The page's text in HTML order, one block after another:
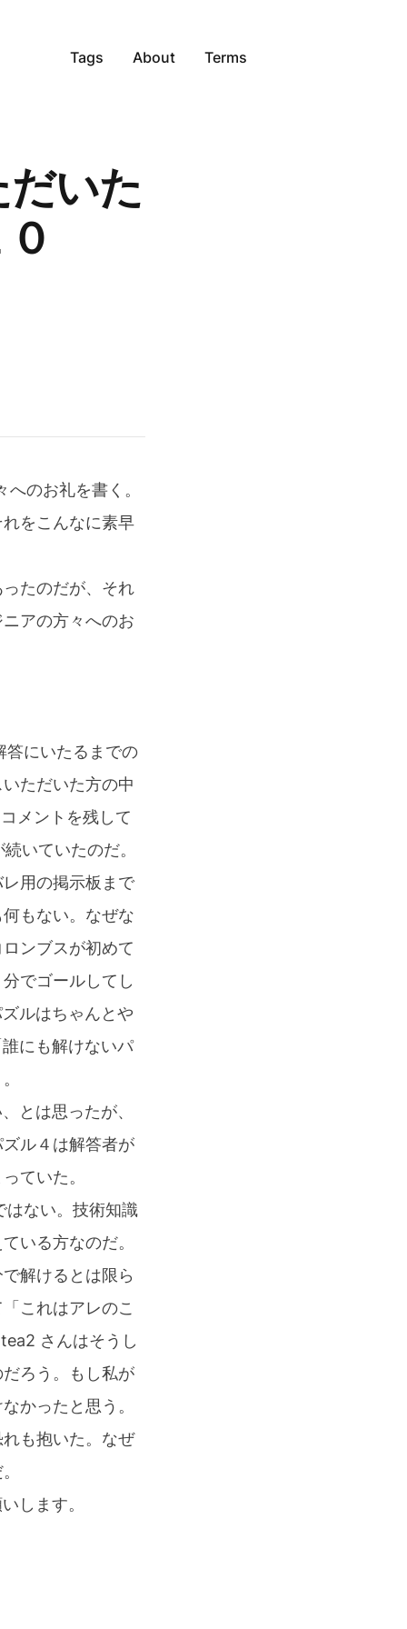
Tags About Terms
いた
のお礼を書く。
をこんなに素早
たのだが、それ
アの方々へのお
にいたるまでの
ただいた方の中
メントを残して
いていたのだ。
用の掲示板まで
もない。なぜな
ンブスが初めて
でゴールしてし
ルはちゃんとや
にも解けないパ
とは思ったが、
ル４は解答者が
ていた。
ない。技術知識
いる方なのだ。
解けるとは限ら
これはアレのこ
さんはそうし
ろう。もし私が
かったと思う。
も抱いた。なぜ
します。